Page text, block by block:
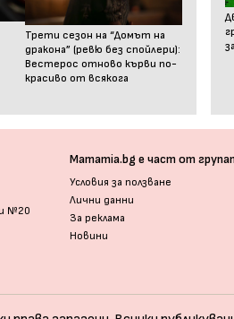
Трети сезон на “Домът на
дракона” (ревю без спойлери):
Вестерос отново кърви по-
красиво от всякога
№20
Mamamia.bg е част от
Условия за ползване
Лични данни
За реклама
Новини